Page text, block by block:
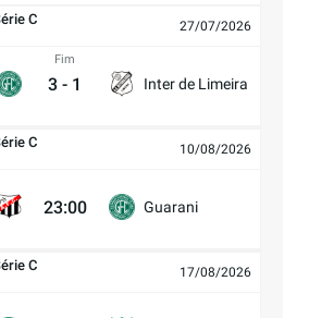
C 27/07/2026
Fim
3 - 1 Inter de Limeira
C 10/08/2026
23:00 Guarani
C 17/08/2026